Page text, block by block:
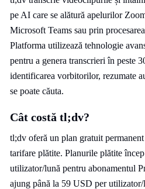
pe AI care se alătură apelurilor
Microsoft Teams sau prin
Platforma utilizează tehnologie
pentru a genera transcrieri în peste
identificarea vorbitorilor, rezumate
se poate căuta.
Cât costă tl;dv?
tl;dv oferă un plan gratuit
tarifare plătite. Planurile plătite
utilizator/lună pentru abonamentul
ajung până la 59 USD per